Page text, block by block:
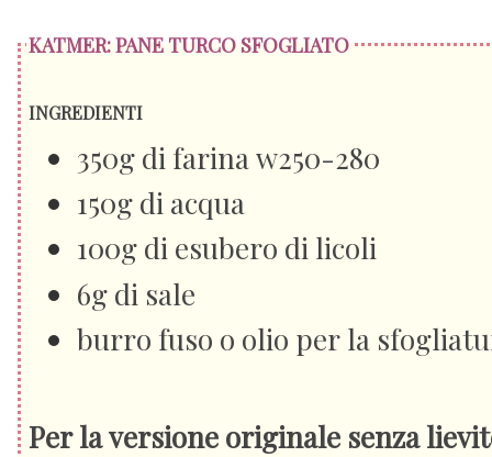
KATMER: PANE TURCO SFOGLIATO
INGREDIENTI
350g di farina w250-280
150g di acqua
100g di esubero di licoli
6g di sale
burro fuso o olio per la
Per la versione originale senza